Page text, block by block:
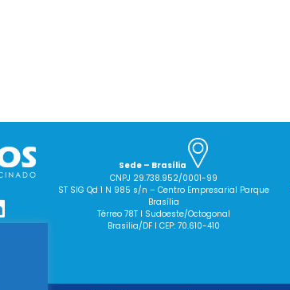
Sede – Brasília
CNPJ 29.738.952/0001-99
ST SIG Qd 1 N 985 s/n – Centro Empresarial Parque
Brasília
Térreo 78T I Sudoeste/Octogonal
Brasília/DF I CEP: 70.610-410